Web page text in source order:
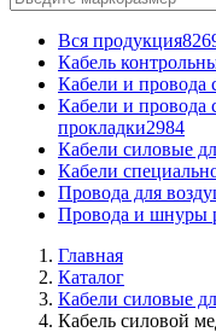
Вся продукция
Кабель
Кабели и провода
Кабели и провода
прокладки2984
Кабели силовые
Кабели
Провода для
Провода и шнуры
Главная
Каталог
Кабели силовые
Кабель силовой